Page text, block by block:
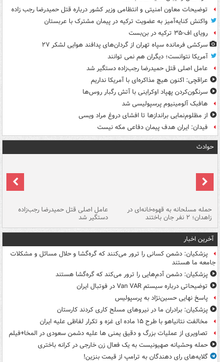
توضیحات معاون امنیتی و انتظامی وزیر کشور درباره قتل حمیدرضا رجب زاده
واکنش کنایه‌آمیز به عضویت ترکیه در پیمان مشترک با عربستان
رویای اف-۳۵ ترکیه در بن‌بست
سرکشی فرمانده سپاه تهران از گردان‌های پدافند هوایی لشکر ۲۷
آمریکا نتوانست؛ دیگران هم نمی توانند
عامل اصلی قتل حمیدرضا رجب‌زاده دستگیر شد
عراقچی: اکنون هیچ مذاکره‌ای با آمریکا نداریم
سرنگون‌کردن پهپاد اوکراینی با آتش رگبار روس‌ها
هافبک آلومینیوم پرسپولیسی شد
از مظلوم‌نمایی براندازها تا افشای دروغ مراد ویسی
فیدان: ایران هدف پیمان دفاعی مکه نیست
حوادث
حمله مسلحانه به قهوه‌خانه‌ای در
زاهدان؛ ۲ نفر جان باختند
عامل اصلی قتل حمیدرضا رجب‌زاده
دستگیر شد
آخرین اخبار
پزشکیان: دشمن کسانی را ترور می‌کنند که گره‌گشا و حلال مسائل و مشکلات
جامعه ما هستند
پزشکیان: دشمن آدم‌هایی را ترور می‌کند که گره‌گشا هستند
توضیحاتی درباره سیستم Van VAR در فوتبال ایران
پاسخ نهایی حسین‌نژاد به پرسپولیس
پزشکیان: برادران ما در نیروهای مسلح کاری کردند کارستان
مخالفت نتانیاهو با طرح ۱۵ ماده ای غزه و تکرار لفاظی علیه ایران
تصاویری از عملیات بزرگ و دقیق یمنی ها علیه دشمن سعودی در المخا+فیلم
حمله وحشیانه صهیونیست به یک فعال زن خارجی در کرانه باختری
گلایه‌های رای دهندگان به ترامپ از قیمت بنزین!